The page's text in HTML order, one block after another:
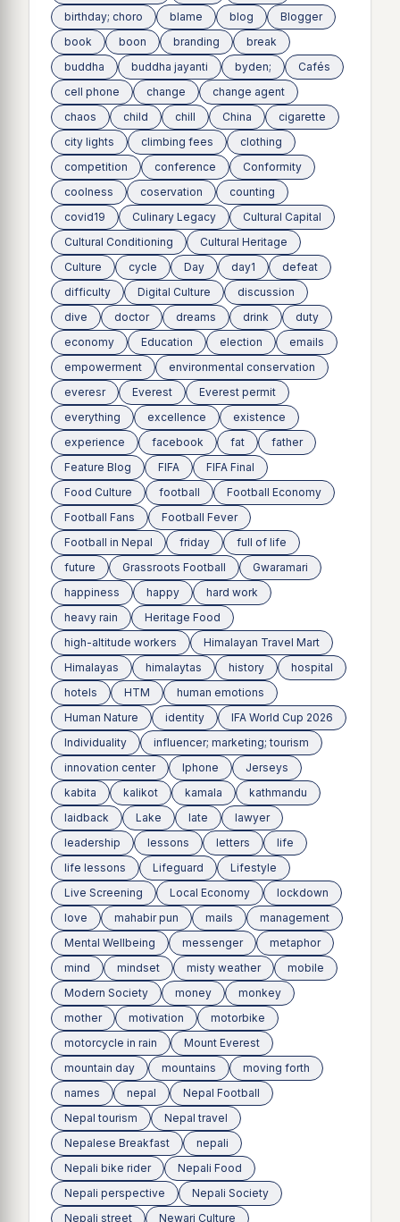
birthday; choro
blame blog
Blogger
book
boon branding
break
buddha
buddha jayanti byden;
Cafés
cell phone
change
change agent
chaos
child chill China
cigarette
city lights
climbing fees
clothing
competition
conference
Conformity
coolness
coservation
counting
covid19
Culinary Legacy
Cultural Capital
Cultural Conditioning
Cultural Heritage
Culture
cycle Day day1
defeat
difficulty
Digital Culture
discussion
dive
doctor dreams drink
duty
economy
Education election
emails
empowerment
environmental conservation
everesr
Everest
Everest permit
everything
excellence
existence
experience
facebook fat
father
Feature Blog
FIFA
FIFA Final
Food Culture
football
Football Economy
Football Fans
Football Fever
Football in Nepal
friday
full of life
future
Grassroots Football
Gwaramari
happiness
happy
hard work
heavy rain
Heritage Food
high-altitude workers
Himalayan Travel Mart
Himalayas
himalaytas history
hospital
hotels
HTM
human emotions
Human Nature
identity
IFA World Cup 2026
Individuality
influencer; marketing; tourism
innovation center
Iphone
Jerseys
kabita
kalikot kamala
kathmandu
laidback
Lake late
lawyer
leadership
lessons letters
life
life lessons
Lifeguard
Lifestyle
Live Screening
Local Economy
lockdown
love
mahabir pun mails
management
Mental Wellbeing
messenger
metaphor
mind
mindset misty weather
mobile
Modern Society
money
monkey
mother
motivation
motorbike
motorcycle in rain
Mount Everest
mountain day
mountains
moving forth
names
nepal
Nepal Football
Nepal tourism
Nepal travel
Nepalese Breakfast
nepali
Nepali bike rider
Nepali Food
Nepali perspective
Nepali Society
Nepali street
Newari Culture